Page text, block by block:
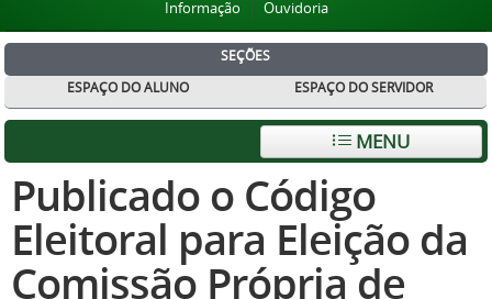
Informação
Ouvidoria
SEÇÕES
ESPAÇO DO ALUNO
ESPAÇO DO SERVIDOR
MENU
Publicado o Código
Eleitoral para Eleição da
Comissão Própria de